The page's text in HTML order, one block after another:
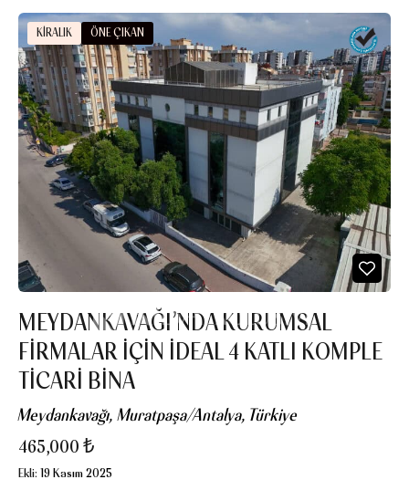
KIRALIK ÖNE ÇIKAN
MEYDANKAVAĞI’NDA KURUMSAL
FİRMALAR İÇİN İDEAL 4 KATLI KOMPLE
TİCARİ BİNA
Meydankavağı, Muratpaşa/Antalya, Türkiye
465,000 ₺
Ekli: 19 Kasım 2025